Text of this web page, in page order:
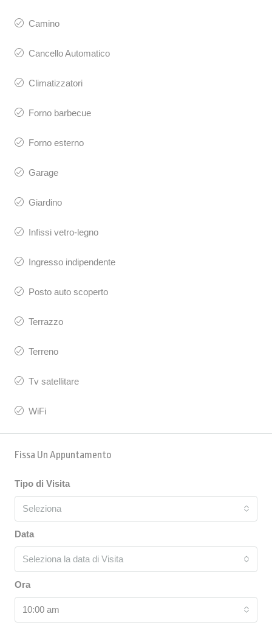
Camino
Cancello Automatico
Climatizzatori
Forno barbecue
Forno esterno
Garage
Giardino
Infissi vetro-legno
Ingresso indipendente
Posto auto scoperto
Terrazzo
Terreno
Tv satellitare
WiFi
Fissa Un Appuntamento
Tipo di Visita
Seleziona
Data
Seleziona la data di Visita
Ora
10:00 am